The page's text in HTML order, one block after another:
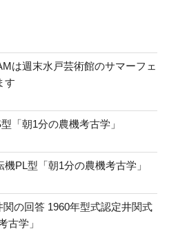
は週末水戸芸術館のサマーフェ
す
「朝1分の農機考古学」
PL型「朝1分の農機考古学」
の回答 1960年型式認定井関式
古学」